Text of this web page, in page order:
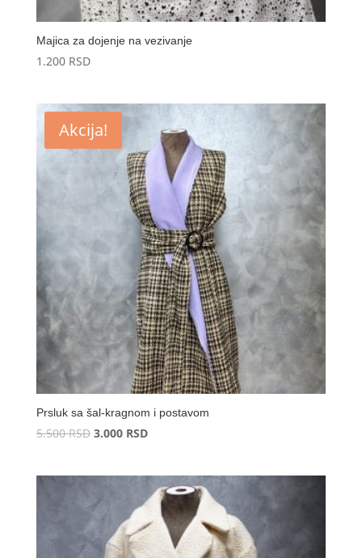
Majica za dojenje na vezivanje
1.200 RSD
Akcija!
Prsluk sa šal-kragnom i postavom
5.500RSD Originalna
5.500 RSD.
3.000 RSDTrenutna
3.000 RSD.